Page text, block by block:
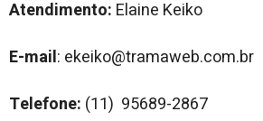
Atendimento: Elaine Keiko
E-mail: ekeiko@tramaweb.com.br
Telefone: (11) 95689-2867